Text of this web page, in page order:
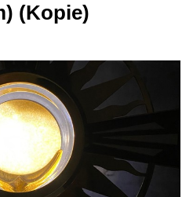
(Kopie)